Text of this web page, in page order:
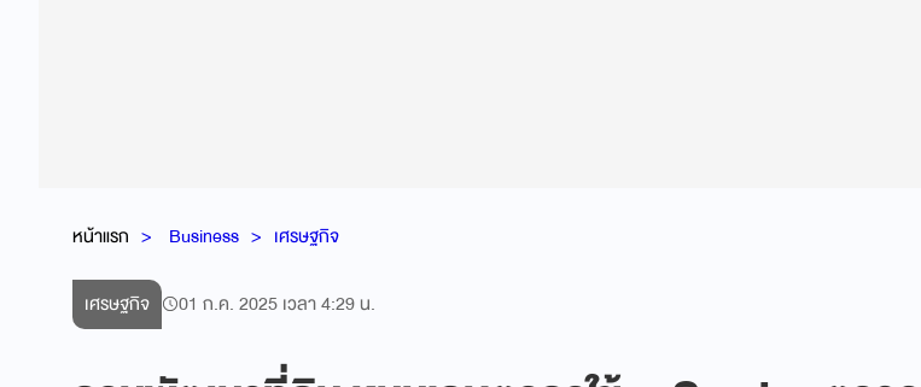
หน้าแรก Business เศรษฐกิจ
เศรษฐกิจ 01 ก.ค. 2025 เวลา 4:29 น.